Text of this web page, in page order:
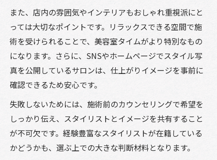
また、店内の雰囲気やインテリアもおしゃれ重視派にと
っては大切なポイントです。リラックスできる空間で施
術を受けられることで、美容室タイムがより特別なもの
になります。さらに、SNSやホームページでスタイル写
真を公開しているサロンは、仕上がりイメージを事前に
確認できるため安心です。
失敗しないためには、施術前のカウンセリングで希望を
しっかり伝え、スタイリストとイメージを共有すること
が不可欠です。経験豊富なスタイリストが在籍している
かどうかも、選ぶ上での大きな判断材料となります。